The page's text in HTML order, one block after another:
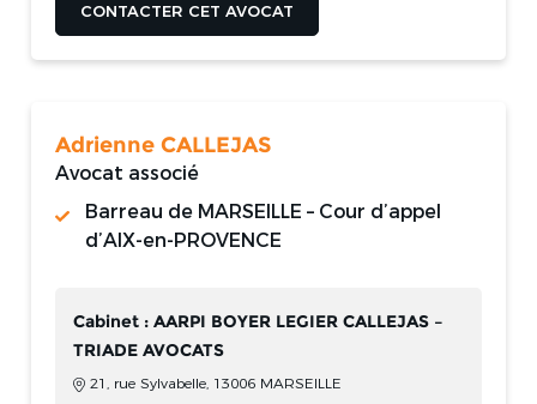
CONTACTER CET AVOCAT
Adrienne CALLEJAS
Avocat associé
Barreau de MARSEILLE – Cour d’appel
d’AIX-en-PROVENCE
Cabinet : AARPI BOYER LEGIER CALLEJAS –
TRIADE AVOCATS
21, rue Sylvabelle, 13006 MARSEILLE